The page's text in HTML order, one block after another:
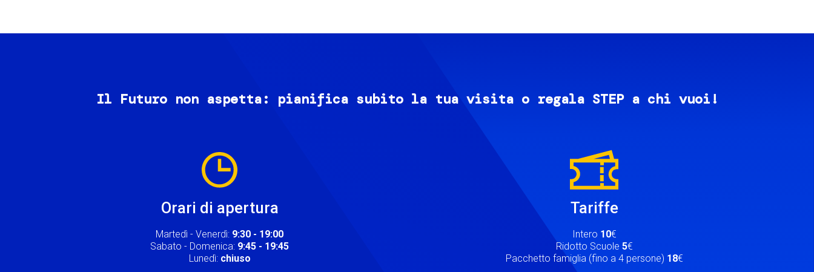
Il Futuro non aspetta: pianifica subito la tua visita o regala STEP a chi vuoi!
Orari di apertura
Martedì - Venerdì: 9:30 - 19:00
Sabato - Domenica: 9:45 - 19:45
Lunedì: chiuso
Tariffe
Intero 10€
Ridotto Scuole 5€
Pacchetto famiglia (fino a 4 persone) 18€